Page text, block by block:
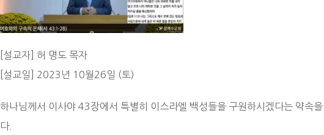
[설교자] 허 명도 목자
[설교일] 2023년 10월26일 (토)
하나님께서 이사야 43장에서 특별히 이스라엘 백성들을 구원하시겠다는 약속
다.